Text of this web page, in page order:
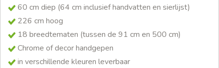
60 cm diep (64 cm inclusief handvatten en sierlijst)
226 cm hoog
18 breedtematen (tussen de 91 cm en 500 cm)
Chrome of decor handgepen
in verschillende kleuren leverbaar